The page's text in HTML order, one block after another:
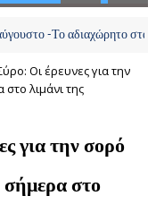
αδιαχώρητο στα λιμάνια,
Οι έρευνες για την
λιμάνι της
για την σορό
σήμερα στο